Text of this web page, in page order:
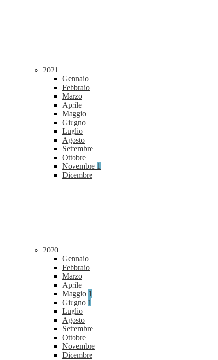
2021
Gennaio
Febbraio
Marzo
Aprile
Maggio
Giugno
Luglio
Agosto
Settembre
Ottobre
Novembre 1
Dicembre
2020
Gennaio
Febbraio
Marzo
Aprile
Maggio 1
Giugno 1
Luglio
Agosto
Settembre
Ottobre
Novembre
Dicembre